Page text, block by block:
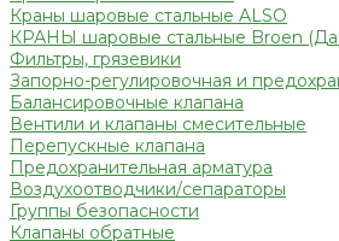
Краны шаровые стальные ALSO
КРАНЫ шаровые стальные Broen
Фильтры, грязевики
Запорно-регулировочная и
Балансировочные клапана
Вентили и клапаны смесительные
Перепускные клапана
Предохранительная арматура
Воздухоотводчики/сепараторы
Группы безопасности
Клапаны обратные